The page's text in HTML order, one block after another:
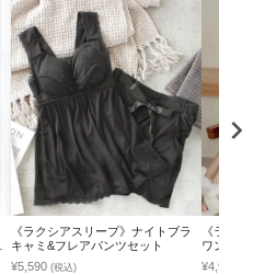
《ラクシアスリープ》ナイトブラ
キャミ&フレアパンツセット
¥5,590 (税込)
《ラクシ
ワンピー
¥4,990